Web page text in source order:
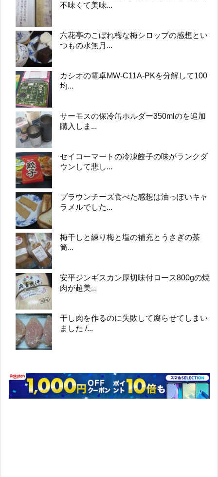
不味くて美味...
六花亭のこぼれ梅な梅シロップの感想とい
つもの水無月...
カシオの電卓MW-C11A-PKを分解して100
均...
サーモスの保冷缶ホルダー350mlのを追加
購入しま...
セイコーマートの冷凍餃子の味がランクダ
ウンして悲し...
ブラウンチーズ食べた感想は油っぽいキャ
ラメルでした...
梅干しと練り梅と塩の補充とうさぎの茶
筒...
安平ジンギスカン厚切味付ロース800gの焼
肉が超美...
干し肉を作るのに失敗して腐らせてしまい
ました /...